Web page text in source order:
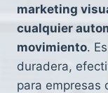
marketing
cualquier
movimiento.
duradera,
para empresas